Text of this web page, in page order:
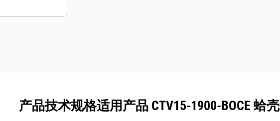
产品技术规格适用产品 CTV15-1900-BOCE 蛤